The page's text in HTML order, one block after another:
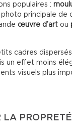
populaires :
photo principale de
œuvre d’art ou
cadres
un effet moins
visuels plus
LA